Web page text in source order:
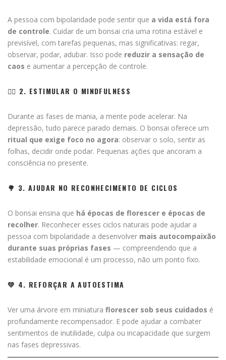
A pessoa com bipolaridade pode sentir que a vida está fora
de controle. Cuidar de um bonsai cria uma rotina estável e
previsível, com tarefas pequenas, mas significativas: regar,
observar, podar, adubar. Isso pode reduzir a sensação de
caos e aumentar a percepção de controle.
🧘‍♀️ 2. ESTIMULAR O MINDFULNESS
Durante as fases de mania, a mente pode acelerar. Na
depressão, tudo parece parado demais. O bonsai oferece um
ritual que exige foco no agora: observar o solo, sentir as
folhas, decidir onde podar. Pequenas ações que ancoram a
consciência no presente.
🌳 3. AJUDAR NO RECONHECIMENTO DE CICLOS
O bonsai ensina que há épocas de florescer e épocas de
recolher. Reconhecer esses ciclos naturais pode ajudar a
pessoa com bipolaridade a desenvolver mais autocompaixão
durante suas próprias fases — compreendendo que a
estabilidade emocional é um processo, não um ponto fixo.
💚 4. REFORÇAR A AUTOESTIMA
Ver uma árvore em miniatura florescer sob seus cuidados é
profundamente recompensador. E pode ajudar a combater
sentimentos de inutilidade, culpa ou incapacidade que surgem
nas fases depressivas.